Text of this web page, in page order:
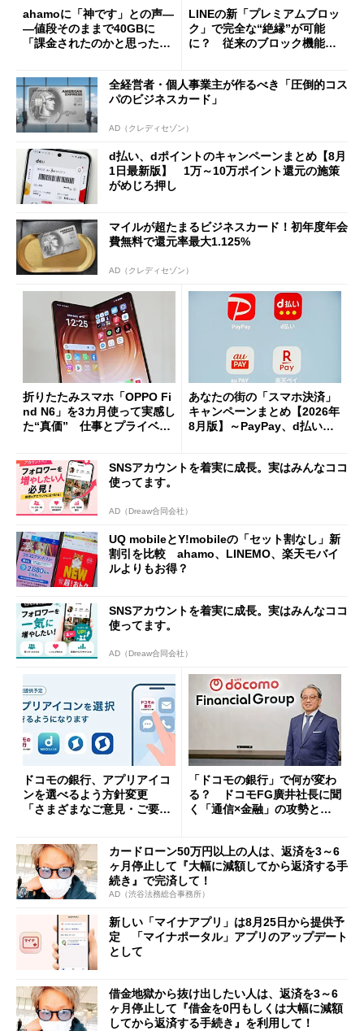
ahamoに「神です」との声―
―値段そのままで40GBに
「課金されたのかと思った」
LINEの新「プレミアムブロッ
ク」で完全な“絶縁”が可能
に？ 従来のブロック機能と
全経営者・個人事業主が作るべき「圧倒的コス
パのビジネスカード」
AD（クレディセゾン）
d払い、dポイントのキャンペーンまとめ【8月
1日最新版】 1万～10万ポイント還元の施策
がめじろ押し
マイルが超たまるビジネスカード！初年度年会
費無料で還元率最大1.125%
AD（クレディセゾン）
折りたたみスマホ「OPPO Fi
nd N6」を3カ月使って実感し
た“真価” 仕事とプライベー
あなたの街の「スマホ決済」
キャンペーンまとめ【2026年
8月版】～PayPay、d払い、a
SNSアカウントを着実に成長。実はみんなココ
使ってます。
AD（Dreaw合同会社）
UQ mobileとY!mobileの「セット割なし」新
割引を比較 ahamo、LINEMO、楽天モバイ
ルよりもお得？
SNSアカウントを着実に成長。実はみんなココ
使ってます。
AD（Dreaw合同会社）
ドコモの銀行、アプリアイコ
ンを選べるよう方針変更
「さまざまなご意見・ご要望
「ドコモの銀行」で何が変わ
る？ ドコモFG廣井社長に聞
く「通信×金融」の攻勢とグ
カードローン50万円以上の人は、返済を3～6
ヶ月停止して『大幅に減額してから返済する手
続き』で完済して！
AD（渋谷法務総合事務所）
新しい「マイナアプリ」は8月25日から提供予
定 「マイナポータル」アプリのアップデート
として
借金地獄から抜け出したい人は、返済を3～6
ヶ月停止して『借金を0円もしくは大幅に減額
してから返済する手続き』を利用して！